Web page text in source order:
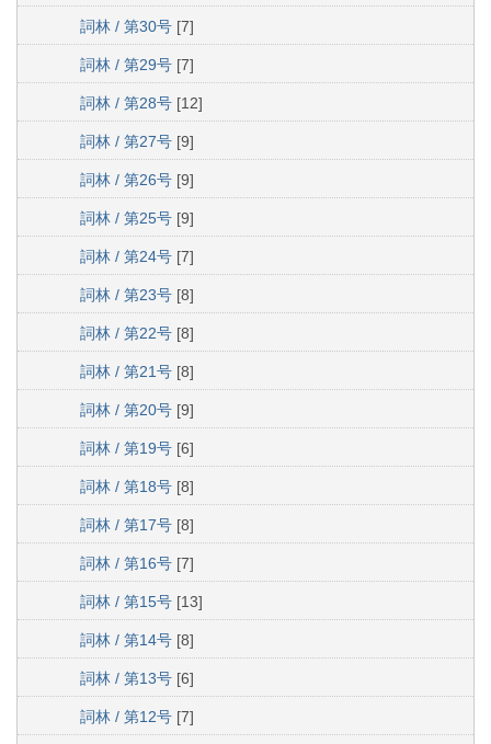
詞林 / 第30号 [7]
詞林 / 第29号 [7]
詞林 / 第28号 [12]
詞林 / 第27号 [9]
詞林 / 第26号 [9]
詞林 / 第25号 [9]
詞林 / 第24号 [7]
詞林 / 第23号 [8]
詞林 / 第22号 [8]
詞林 / 第21号 [8]
詞林 / 第20号 [9]
詞林 / 第19号 [6]
詞林 / 第18号 [8]
詞林 / 第17号 [8]
詞林 / 第16号 [7]
詞林 / 第15号 [13]
詞林 / 第14号 [8]
詞林 / 第13号 [6]
詞林 / 第12号 [7]